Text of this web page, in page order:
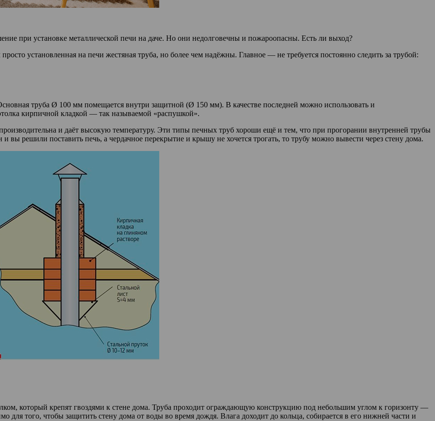
при установке металлической печи на даче. Но они недолговечны и пожароопасны. Есть ли выход?
установленная на печи жестяная труба, но более чем надёжны. Главное — не требуется постоянно следить за трубой:
труба Ø 100 мм помещается внутри защитной (Ø 150 мм). В качестве последней можно использовать и
кирпичной кладкой — так называемой «распушкой».
и даёт высокую температуру. Эти типы печных труб хороши ещё и тем, что при прогорании внутренней трубы
вы решили поставить печь, а чердачное перекрытие и крышу не хочется трогать, то трубу можно вывести через стену дома.
который крепят гвоздями к стене дома. Труба проходит ограждающую конструкцию под небольшим углом к горизонту —
для того, чтобы защитить стену дома от воды во время дождя. Влага доходит до кольца, собирается в его нижней части и